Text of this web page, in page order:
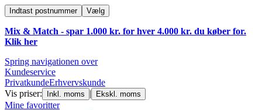
Indtast postnummer Vælg
Mix & Match - spar 1.000 kr. for hver 4.000 kr. du køber for.
Klik her
Spring navigationen over
Kundeservice
PrivatkundeErhvervskunde
Vis priser:
Inkl. moms | Ekskl. moms
Mine favoritter